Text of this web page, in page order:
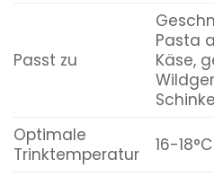
Passt zu
Pasta
Käse,
Optimale
Trinktemperatur
16-18°C